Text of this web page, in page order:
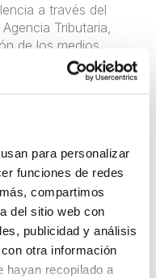
para personalizar
funciones de redes
compartimos
del sitio web con
publicidad y análisis
otra información
hayan recopilado a
a través del
Tributaria,
de los medios
disposición. Los
a dicho servicio
digital
documento
de colaboración
de la AEAT en la
de colaboradores
social en
También podrán acudir
Dependencia de
o Delegación de la